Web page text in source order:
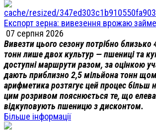
Експорт зерна: вивезення врожаю займе
07 серпня 2026
Вивезти цього сезону потрібно близько
тонн лише двох культур — пшениці та
доступні маршрути разом, за оцінкою
дають приблизно 2,5 мільйона тонн
арифметика розтягує цей процес більш
цим розривом пояснюється те, що
відкуповують пшеницю з дисконтом.
Більше інформації